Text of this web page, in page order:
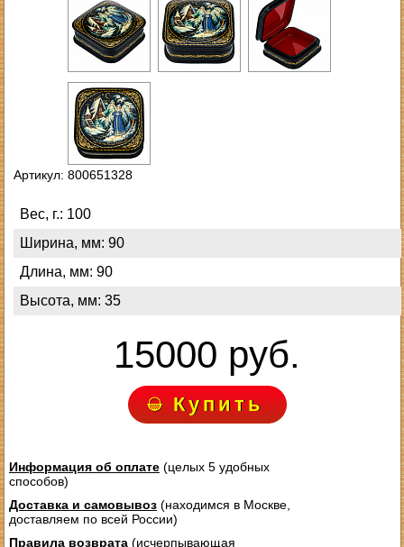
Артикул: 800651328
Вес, г.: 100
Ширина, мм: 90
Длина, мм: 90
Высота, мм: 35
15000 руб.
Купить
Информация об оплате(целых 5 удобных
способов)
Доставка и самовывоз(находимся в Москве,
доставляем по всей России)
Правила возврата(исчерпывающая